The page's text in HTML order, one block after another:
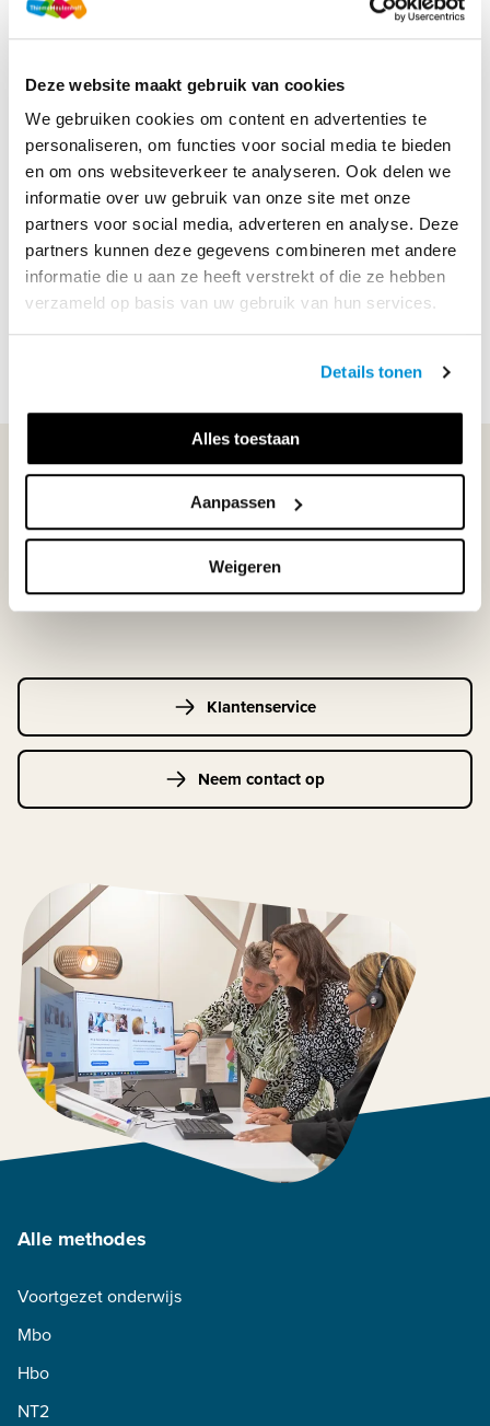
Deze website maakt gebruik van cookies
We gebruiken cookies om content en advertenties te
personaliseren, om functies voor social media te bieden
en om ons websiteverkeer te analyseren. Ook delen we
informatie over uw gebruik van onze site met onze
partners voor social media, adverteren en analyse. Deze
partners kunnen deze gegevens combineren met andere
informatie die u aan ze heeft verstrekt of die ze hebben
verzameld op basis van uw gebruik van hun services.
Details tonen
Alles toestaan
Aanpassen
Weigeren
Productbeschrijving
Dit krijg je bij het Voordeelpakket vmbo-kgt
Aardrijkskunde:
1. Examenbundel vmbo-kgt Aardrijkskunde, om te oefenen
op onderwerp of met hele examens;
2. uitgebreide uitleg van docenten ...
WIJ STAAN VOOR JE KLAAR!
033-4483000
Maandag t/m vrijdag | 08.00 - 17.00 uur
Klantenservice
Neem contact op
Alle methodes
Voortgezet onderwijs
Mbo
Hbo
NT2